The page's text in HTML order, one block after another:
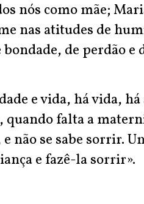
nós como mãe;
nas atitudes de
de perdão e
e vida, há vida,
falta a
não se sabe sorrir.
e fazê-la sorrir».